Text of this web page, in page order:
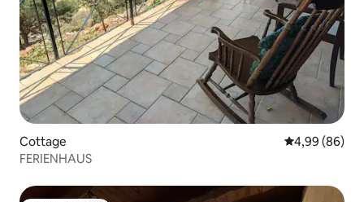
Cottage
4,99 (86)
FERIENHAUS